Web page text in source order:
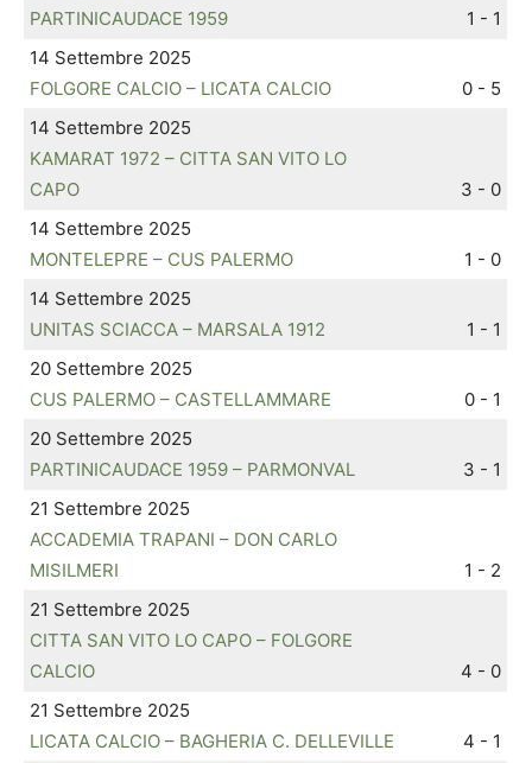
PARTINICAUDACE 1959
1 - 1
14 Settembre 2025
FOLGORE CALCIO – LICATA CALCIO
0 - 5
14 Settembre 2025
KAMARAT 1972 – CITTA SAN VITO LO
CAPO
3 - 0
14 Settembre 2025
MONTELEPRE – CUS PALERMO
1 - 0
14 Settembre 2025
UNITAS SCIACCA – MARSALA 1912
1 - 1
20 Settembre 2025
CUS PALERMO – CASTELLAMMARE
0 - 1
20 Settembre 2025
PARTINICAUDACE 1959 – PARMONVAL
3 - 1
21 Settembre 2025
ACCADEMIA TRAPANI – DON CARLO
MISILMERI
1 - 2
21 Settembre 2025
CITTA SAN VITO LO CAPO – FOLGORE
CALCIO
4 - 0
21 Settembre 2025
LICATA CALCIO – BAGHERIA C. DELLEVILLE
4 - 1